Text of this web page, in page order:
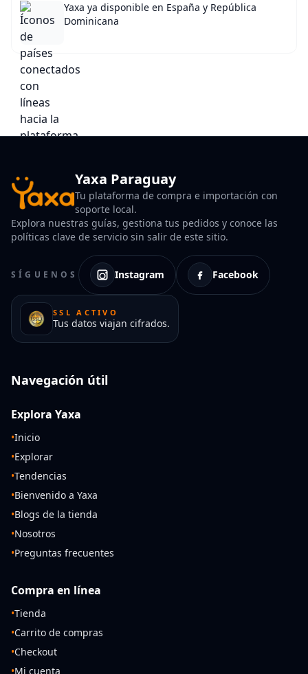
Yaxa ya disponible en España y República
Dominicana
Yaxa Paraguay
Tu plataforma de compra e importación con
soporte local.
Explora nuestras guías, gestiona tus pedidos y conoce las
políticas clave de servicio sin salir de este sitio.
SÍGUENOS Instagram Facebook
SSL ACTIVO
Tus datos viajan cifrados.
Navegación útil
Explora Yaxa
•Inicio
•Explorar
•Tendencias
•Bienvenido a Yaxa
•Blogs de la tienda
•Nosotros
•Preguntas frecuentes
Compra en línea
•Tienda
•Carrito de compras
•Checkout
•Mi cuenta